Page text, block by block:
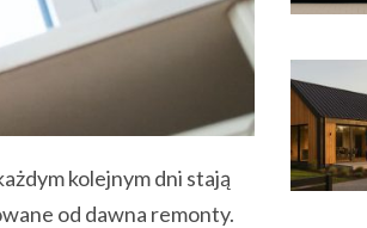
kolejnym dni stają
od dawna remonty.